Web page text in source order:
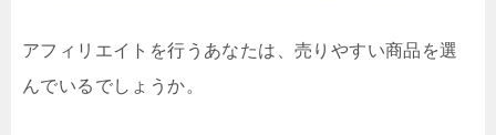
アフィリエイトを行うあなたは、売りやすい商品を選
んでいるでしょうか。